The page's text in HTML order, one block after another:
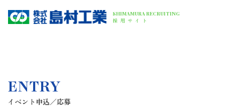
SHIMAMURA RECRUITING
採用サイト
ENTRY
イベント申込／応募